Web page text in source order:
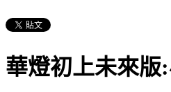
華燈初上未來版